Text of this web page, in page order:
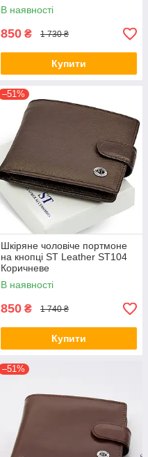
В наявності
850 ₴ 1 730 ₴
Купити
–51%
Шкіряне чоловіче портмоне
на кнопці ST Leather ST104
Коричневе
В наявності
850 ₴ 1 740 ₴
Купити
–51%